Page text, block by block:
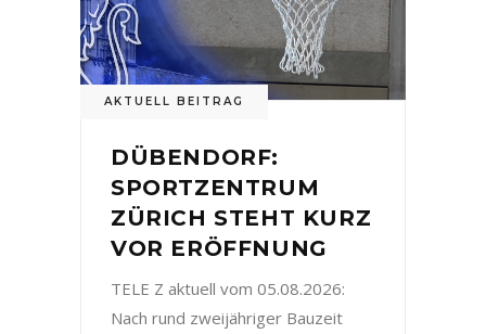
AKTUELL BEITRAG
DÜBENDORF:
SPORTZENTRUM
ZÜRICH STEHT KURZ
VOR ERÖFFNUNG
TELE Z aktuell vom 05.08.2026:
Nach rund zweijähriger Bauzeit